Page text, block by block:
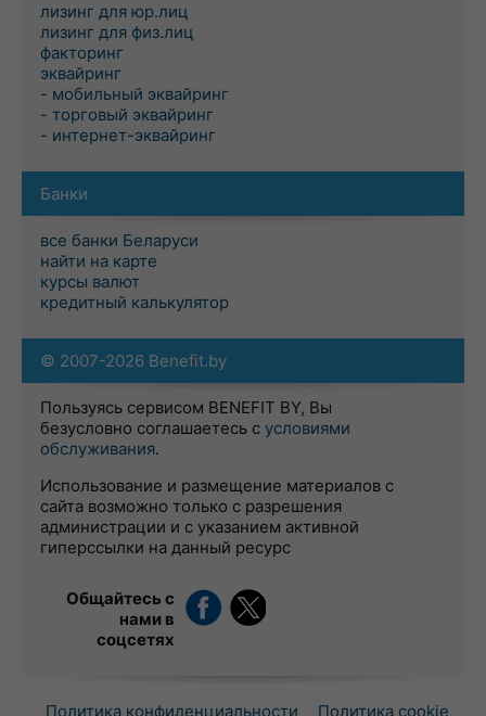
лизинг для юр.лиц
лизинг для физ.лиц
факторинг
эквайринг
- мобильный эквайринг
- торговый эквайринг
- интернет-эквайринг
Банки
все банки Беларуси
найти на карте
курсы валют
кредитный калькулятор
© 2007-2026 Benefit.by
Пользуясь сервисом BENEFIT BY, Вы
безусловно соглашаетесь с условиями
обслуживания.
Использование и размещение материалов с
сайта возможно только с разрешения
администрации и с указанием активной
гиперссылки на данный ресурс
Общайтесь с
нами в
соцсетях
Политика конфиденциальности Политика cookie